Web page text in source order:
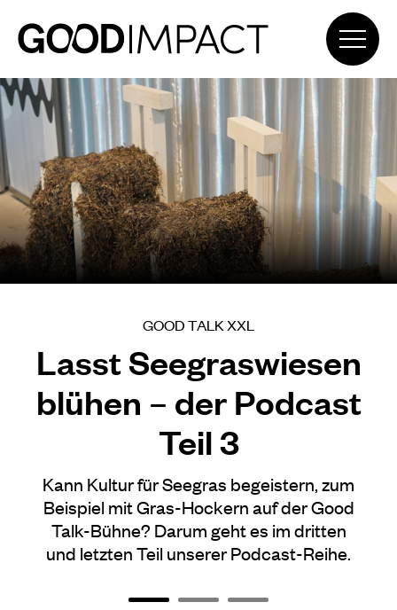
GOOD TALK XXL
Lasst Seegraswiesen
blühen – der Podcast
Teil 3
Kann Kultur für Seegras begeistern, zum
Beispiel mit Gras-Hockern auf der Good
Talk-Bühne? Darum geht es im dritten
und letzten Teil unserer Podcast-Reihe.